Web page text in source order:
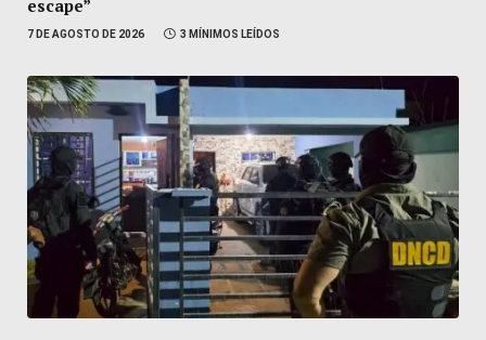
escape”
7 DE AGOSTO DE 2026 3 MÍNIMOS LEÍDOS